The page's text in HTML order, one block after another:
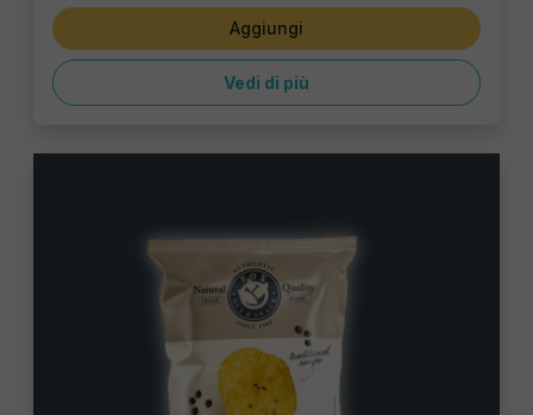
Aggiungi
Vedi di più